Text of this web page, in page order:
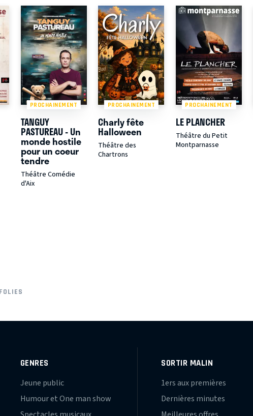
PROCHAINEMENT
TANGUY
PASTUREAU - Un
monde hostile
pour un coeur
tendre
Théâtre Comédie
d'Aix
PROCHAINEMENT
Charly fête
Halloween
Théâtre des
Chartrons
PROCHAINEMENT
LE PLANCHER
Théâtre du Petit
Montparnasse
GENRES
Jeune public
Humour et One man show
SORTIR MALIN
1ers aux premières
Dernières minutes